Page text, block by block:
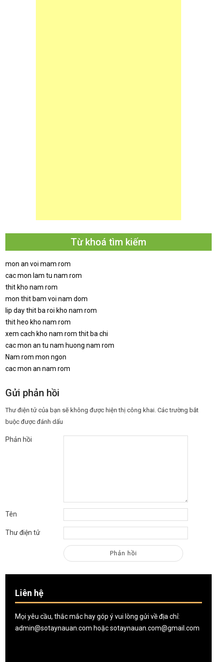
Từ khoá tìm kiếm
mon an voi mam rom
cac mon lam tu nam rom
thit kho nam rom
mon thit bam voi nam dom
lip day thit ba roi kho nam rom
thit heo kho nam rom
xem cach kho nam rom thit ba chi
cac mon an tu nam huong nam rom
Nam rom mon ngon
cac mon an nam rom
Gửi phản hồi
Thư điện tử của bạn sẽ không được hiện thị công khai. Các trường bắt
buộc được đánh dấu
Phản hồi
Tên
Thư điện tử
Liên hệ
Mọi yêu cầu, thắc mắc hay góp ý vui lòng gửi về địa chỉ:
admin@sotaynauan.com hoặcsotaynauan.com@gmail.com